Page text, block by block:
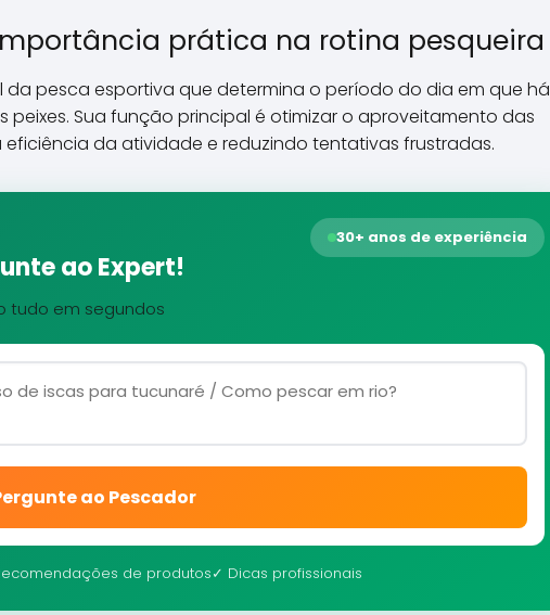
prática na rotina pesqueira
pesca esportiva que determina o período do dia em que há
Sua função principal é otimizar o aproveitamento das
da atividade e reduzindo tentativas frustradas.
ao Expert!
tudo em segundos
30+ anos de experiência
ao Pescador
de produtos✓ Dicas profissionais